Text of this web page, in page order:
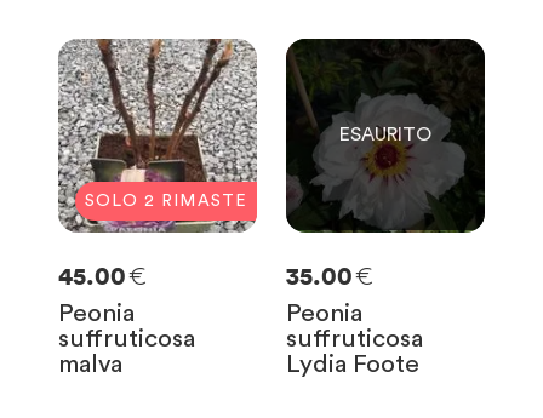
SOLO2 RIMASTE
45.00€
Peonia
suffruticosa
malva
0
SOLO
RIMASTE
35.00€
Peonia
suffruticosa
Lydia Foote